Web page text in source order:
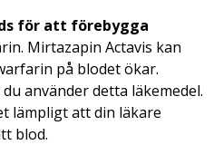
för att förebygga
Mirtazapin Actavis kan
på blodet ökar.
använder detta läkemedel.
lämpligt att din läkare
blod.